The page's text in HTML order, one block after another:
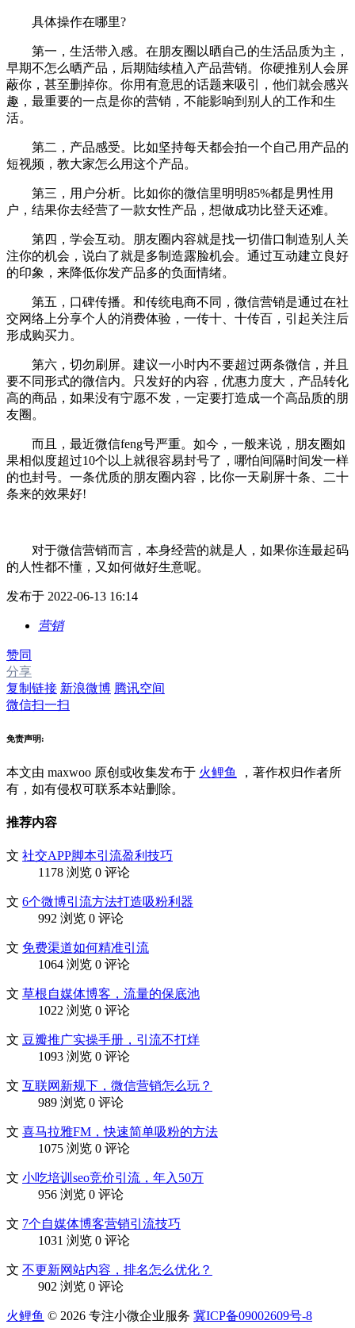
具体操作在哪里?
第一，生活带入感。在朋友圈以晒自己的生活品质为主，
早期不怎么晒产品，后期陆续植入产品营销。你硬推别人会屏
蔽你，甚至删掉你。你用有意思的话题来吸引，他们就会感兴
趣，最重要的一点是你的营销，不能影响到别人的工作和生
活。
第二，产品感受。比如坚持每天都会拍一个自己用产品的
短视频，教大家怎么用这个产品。
第三，用户分析。比如你的微信里明明85%都是男性用
户，结果你去经营了一款女性产品，想做成功比登天还难。
第四，学会互动。朋友圈内容就是找一切借口制造别人关
注你的机会，说白了就是多制造露脸机会。通过互动建立良好
的印象，来降低你发产品多的负面情绪。
第五，口碑传播。和传统电商不同，微信营销是通过在社
交网络上分享个人的消费体验，一传十、十传百，引起关注后
形成购买力。
第六，切勿刷屏。建议一小时内不要超过两条微信，并且
要不同形式的微信内。只发好的内容，优惠力度大，产品转化
高的商品，如果没有宁愿不发，一定要打造成一个高品质的朋
友圈。
而且，最近微信feng号严重。如今，一般来说，朋友圈如
果相似度超过10个以上就很容易封号了，哪怕间隔时间发一样
的也封号。一条优质的朋友圈内容，比你一天刷屏十条、二十
条来的效果好!
对于微信营销而言，本身经营的就是人，如果你连最起码
的人性都不懂，又如何做好生意呢。
发布于 2022-06-13 16:14
营销
赞同
分享
复制链接 新浪微博 腾讯空间
微信扫一扫
免责声明:
本文由 maxwoo 原创或收集发布于 火鲤鱼
，著作权归作者所
有，如有侵权可联系本站删除。
推荐内容
文 社交APP脚本引流盈利技巧
1178 浏览 0 评论
文 6个微博引流方法打造吸粉利器
992 浏览 0 评论
文 免费渠道如何精准引流
1064 浏览 0 评论
文 草根自媒体博客，流量的保底池
1022 浏览 0 评论
文 豆瓣推广实操手册，引流不打烊
1093 浏览 0 评论
文 互联网新规下，微信营销怎么玩？
989 浏览 0 评论
文 喜马拉雅FM，快速简单吸粉的方法
1075 浏览 0 评论
文 小吃培训seo竞价引流，年入50万
956 浏览 0 评论
文 7个自媒体博客营销引流技巧
1031 浏览 0 评论
文 不更新网站内容，排名怎么优化？
902 浏览 0 评论
火鲤鱼 © 2026 专注小微企业服务 冀ICP备09002609号-8